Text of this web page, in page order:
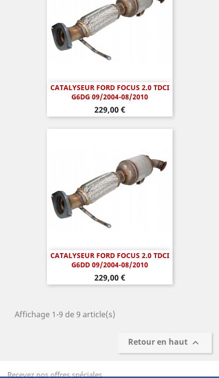
CATALYSEUR FORD FOCUS 2.0 TDCI
G6DG 09/2004-08/2010
Prix
229,00 €
CATALYSEUR FORD FOCUS 2.0 TDCI
G6DD 09/2004-08/2010
Prix
229,00 €
Affichage 1-9 de 9 article(s)
Retour en haut 
Recevez nos offres spéciales